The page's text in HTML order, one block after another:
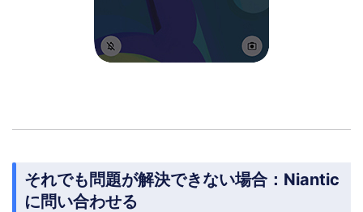
それでも問題が解決できない場合：Niantic
に問い合わせる